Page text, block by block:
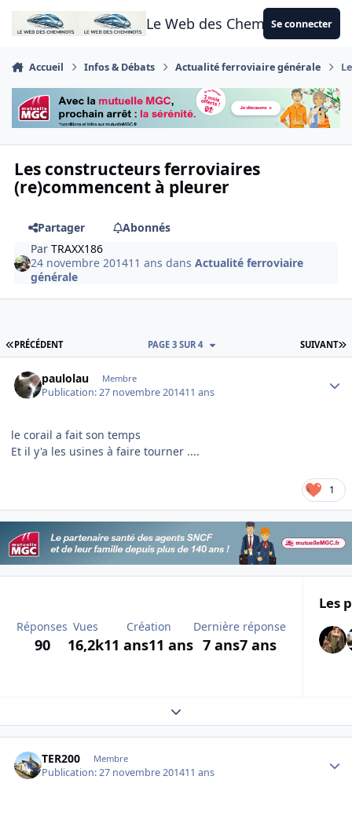
Aller au contenu
Le Web des CheminotsSe connecter
Accueil Infos & Débats Actualité ferroviaire générale
Les constructeurs ferroviaires
(re)commencent à pleurer
Partager
Abonnés
ParTRAXX186
24 novembre 201411 ans dansActualité ferroviaire
générale
PREMIÈRE PAGE
PRÉCÉDENT SUIVANT
PAGE 3 SUR 4
paulolau Membre
Publication:27 novembre 201411 ans
le corail a fait son temps
Et il y'a les usines à faire tourner ....
1
Réponses
90
Vues
16,2k
Création
11 ans11 ans
Dernière réponse
7 ans7 ans
Les
Expand topic overview
TER200 Membre
Publication:27 novembre 201411 ans